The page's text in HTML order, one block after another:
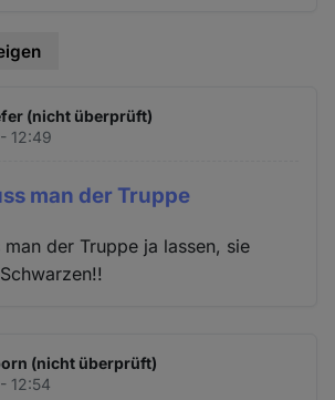
(nicht überprüft)
12:49
man der Truppe
man der Truppe ja lassen, sie
(nicht überprüft)
12:54